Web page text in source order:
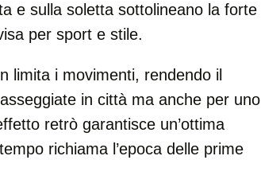
e sulla soletta sottolineano la forte
per sport e stile.
limita i movimenti, rendendo il
in città ma anche per uno
retrò garantisce un’ottima
richiama l’epoca delle prime